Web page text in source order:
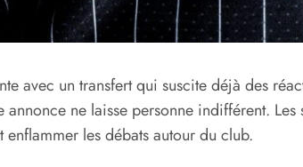
avec un transfert qui suscite déjà des
annonce ne laisse personne indifférent.
les débats autour du club.